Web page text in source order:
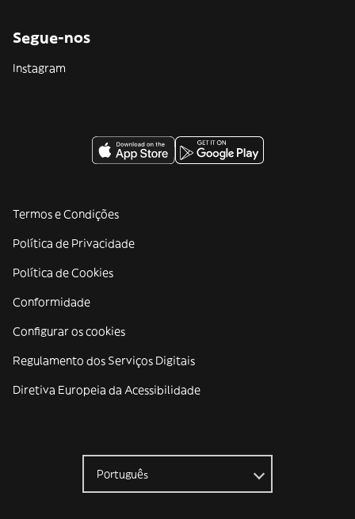
Segue-nos
Instagram
Termos e Condições
Política de Privacidade
Política de Cookies
Conformidade
Configurar os cookies
Regulamento dos Serviços Digitais
Diretiva Europeia da Acessibilidade